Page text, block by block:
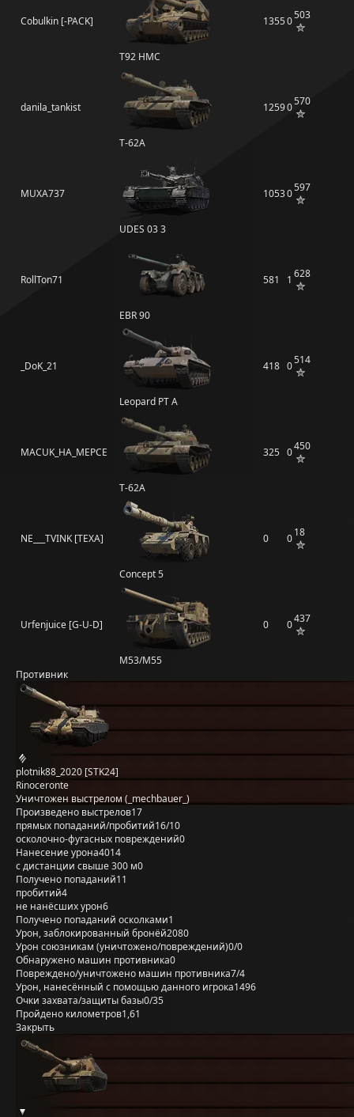
Cobulkin [-PACK]
T92 HMC
13550503
danila_tankist
Т-62А
12590570
MUXA737
UDES 03 3
10530597
RollTon71
EBR 90
581 1 628
_DoK_21
Leopard PT A
418 0514
MACUK_HA_MEPCE
Т-62А
325 0450
NE___TVINK [TEXA]
Concept 5
0 018
Urfenjuice [G-U-D]
M53/M55
0 0437
Противник
plotnik88_2020 [STK24]
Rinoceronte
Уничтожен выстрелом (_mechbauer_)
Произведено выстрелов17
прямых попаданий/пробитий16/10
осколочно-фугасных повреждений0
Нанесение урона4014
с дистанции свыше 300 м0
Получено попаданий11
пробитий4
не нанёсших урон6
Получено попаданий осколками1
Урон, заблокированный бронёй2080
Урон союзникам (уничтожено/повреждений)0/0
Обнаружено машин противника0
Повреждено/уничтожено машин противника7/4
Урон, нанесённый с помощью данного игрока1496
Очки захвата/защиты базы0/35
Пройдено километров1,61
Закрыть